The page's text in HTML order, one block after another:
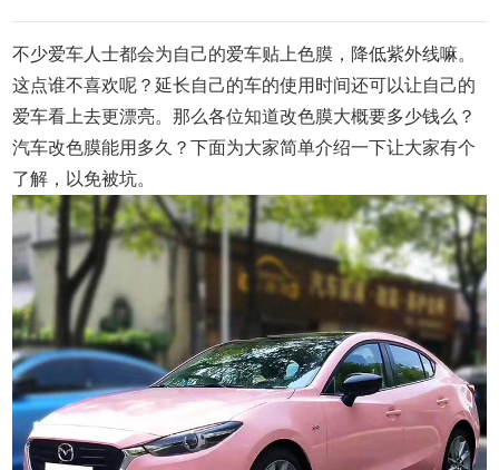
不少爱车人士都会为自己的爱车贴上色膜，降低紫外线嘛。
这点谁不喜欢呢？延长自己的车的使用时间还可以让自己的
爱车看上去更漂亮。那么各位知道改色膜大概要多少钱么？
汽车改色膜能用多久？下面为大家简单介绍一下让大家有个
了解，以免被坑。